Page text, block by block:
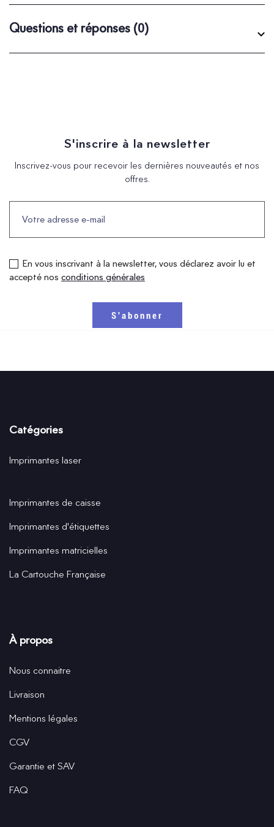
Questions et réponses (0)
S'inscrire à la newsletter
Inscrivez-vous pour recevoir les dernières nouveautés et nos
offres.
En vous inscrivant à la newsletter, vous déclarez avoir lu et
accepté nos conditions générales
Catégories
Imprimantes laser
Imprimantes de caisse
Imprimantes d'étiquettes
Imprimantes matricielles
La Cartouche Française
À propos
Nous connaitre
Livraison
Mentions légales
CGV
Garantie et SAV
FAQ